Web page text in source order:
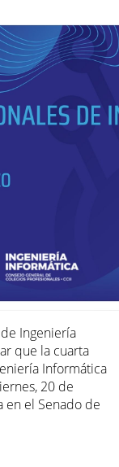
Ingeniería
que la cuarta
Informática
20 de
en el Senado de